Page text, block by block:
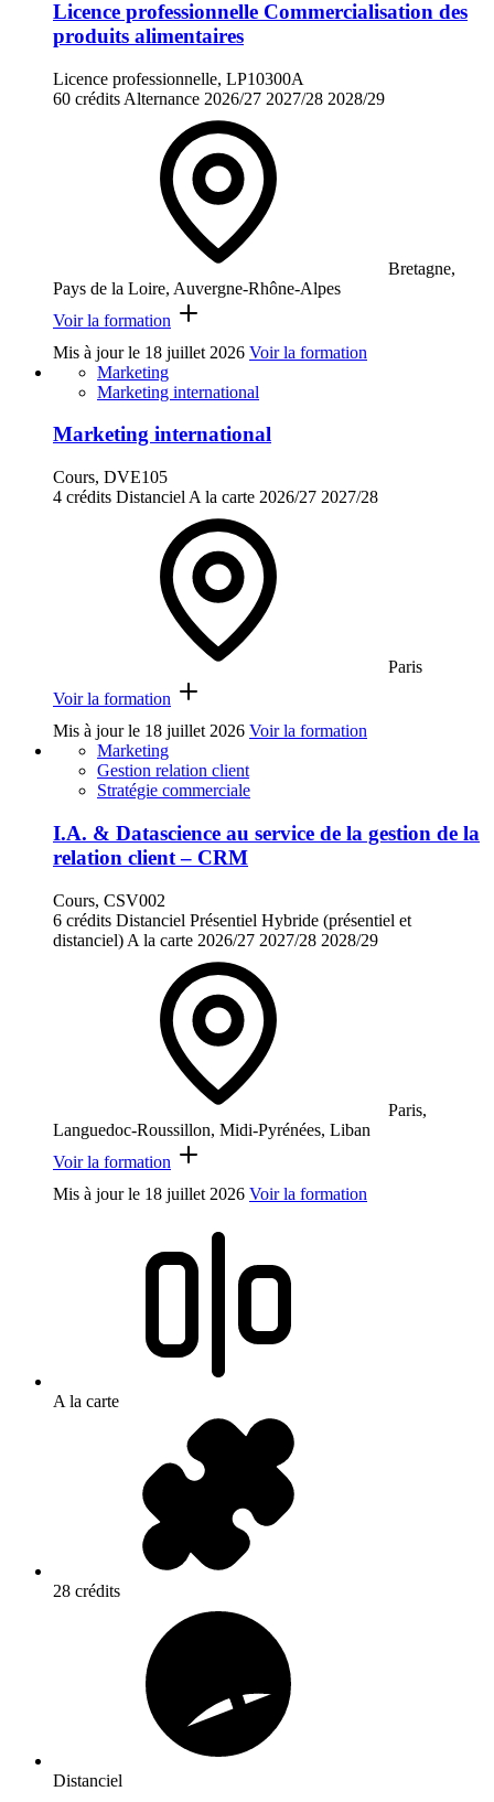
Licence professionnelle Commercialisation des
produits alimentaires
Licence professionnelle, LP10300A
60 crédits Alternance 2026/27 2027/28 2028/29
Bretagne,
Pays de la Loire, Auvergne-Rhône-Alpes
Voir la formation
Mis à jour le 18 juillet 2026 Voir la formation
Marketing
Marketing international
Marketing international
Cours, DVE105
4 crédits Distanciel A la carte 2026/27 2027/28
Paris
Voir la formation
Mis à jour le 18 juillet 2026 Voir la formation
Marketing
Gestion relation client
Stratégie commerciale
I.A. & Datascience au service de la gestion de la
relation client – CRM
Cours, CSV002
6 crédits Distanciel Présentiel Hybride (présentiel et
distanciel) A la carte 2026/27 2027/28 2028/29
Paris,
Languedoc-Roussillon, Midi-Pyrénées, Liban
Voir la formation
Mis à jour le 18 juillet 2026 Voir la formation
A la carte
28 crédits
Distanciel